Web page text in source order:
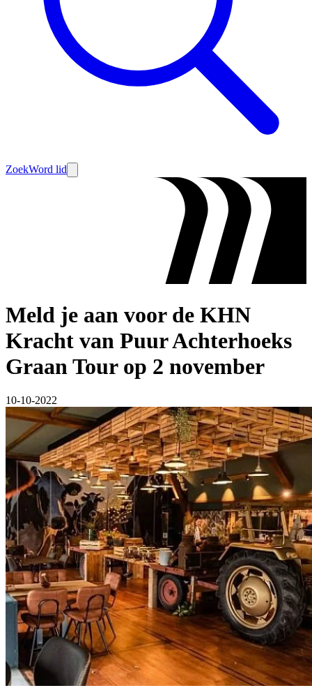
ZoekWord lid
Meld je aan voor de KHN
Kracht van Puur Achterhoeks
Graan Tour op 2 november
10-10-2022